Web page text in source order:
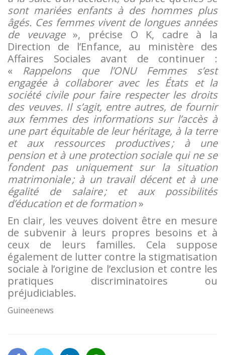
sont mariées enfants à des hommes plus
âgés. Ces femmes vivent de longues années
de veuvage», précise O K, cadre à la
Direction de l’Enfance, au ministère des
Affaires Sociales avant de continuer :
« Rappelons que l’ONU Femmes s’est
engagée à collaborer avec les États et la
société civile pour faire respecter les droits
des veuves. Il s’agit, entre autres, de fournir
aux femmes des informations sur l’accès à
une part équitable de leur héritage, à la terre
et aux ressources productives ; à une
pension et à une protection sociale qui ne se
fondent pas uniquement sur la situation
matrimoniale ; à un travail décent et à une
égalité de salaire ; et aux possibilités
d’éducation et de formation»
En clair, les veuves doivent être en mesure
de subvenir à leurs propres besoins et à
ceux de leurs familles. Cela suppose
également de lutter contre la stigmatisation
sociale à l’origine de l’exclusion et contre les
pratiques discriminatoires ou
préjudiciables.
Guineenews